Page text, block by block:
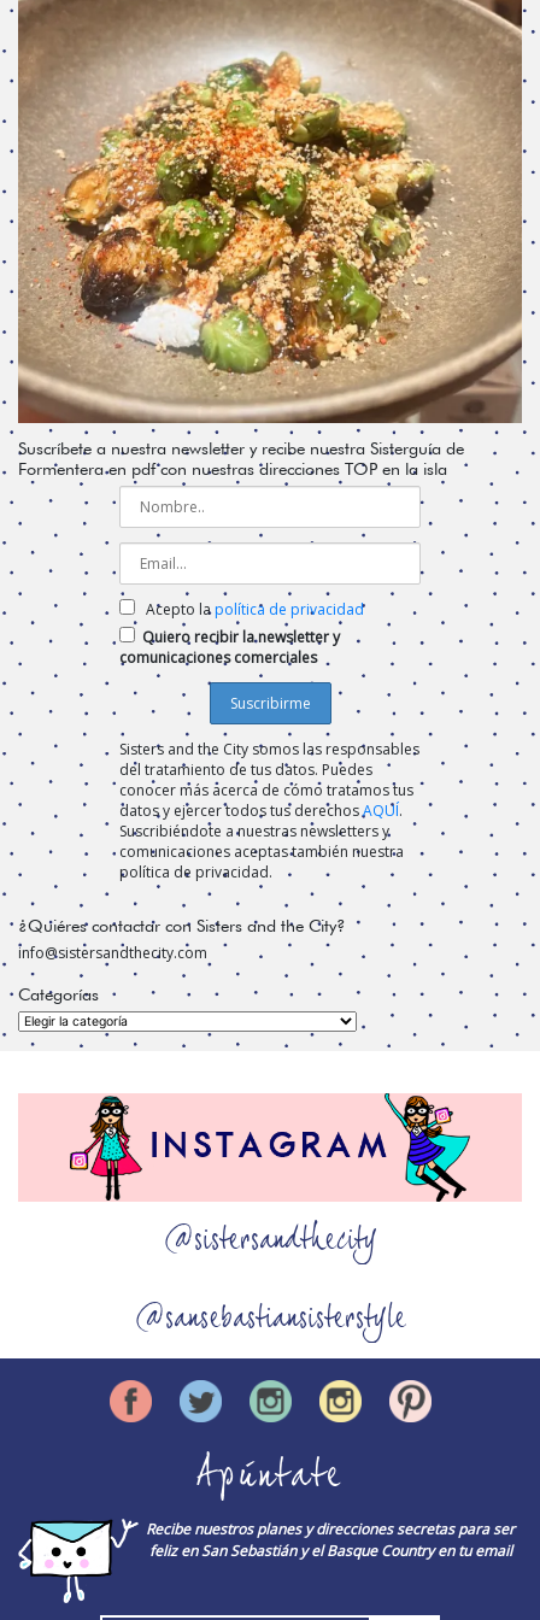
Suscríbete a nuestra newsletter y recibe nuestra Sisterguía de
Formentera en pdf con nuestras direcciones TOP en la isla
Acepto lapolítica de privacidad
Quiero recibir la newsletter y
comunicaciones comerciales
Sisters and the City somos las responsables
del tratamiento de tus datos. Puedes
conocer más acerca de cómo tratamos tus
datos y ejercer todos tus derechosAQUÍ.
Suscribiéndote a nuestras newsletters y
comunicaciones aceptas también nuestra
política de privacidad.
¿Quiéres contactar con Sisters and the City?
info@sistersandthecity.com
Categorías
Categorías
@sistersandthecity
@sansebastiansisterstyle
Apúntate
Recibe nuestros planes y direcciones secretas para ser
feliz en San Sebastián y el Basque Country en tu email